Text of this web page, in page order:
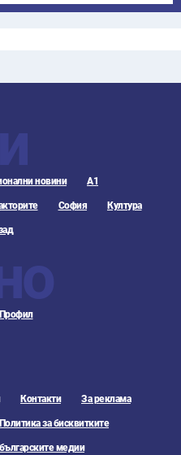
новини А1
София Култура
Профил
Контакти За реклама
Политика за бисквитките
медии